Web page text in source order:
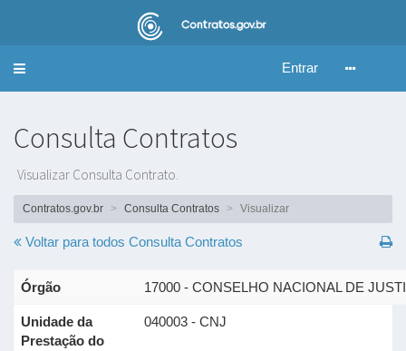
Alternar
Entrar
Consulta Contratos
Visualizar Consulta Contrato.
Contratos.gov.br Consulta Contratos Visualizar
Voltar para todos Consulta Contratos
Órgão 17000 - CONSELHO NACIONAL DE
Unidade da
Prestação do
040003 - CNJ